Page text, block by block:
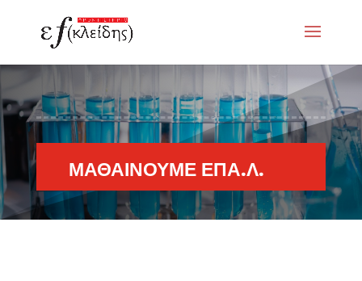
ΜΑΘΑΙΝΟΥΜΕ ΕΠΑ.Λ.